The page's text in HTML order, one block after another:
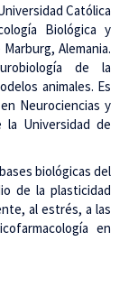
Católica
Biológica y
Alemania.
de la
animales. Es
Neurociencias y
Universidad de
biológicas del
de la plasticidad
al estrés, a las
en